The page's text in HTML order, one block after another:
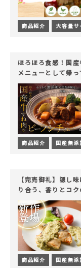
商品紹介 大容量サ
ほろほろ食感！国
メニューとして帰っ
商品紹介 国産無添
【完売御礼】隠し
り合う、香りとコ
商品紹介 国産無添